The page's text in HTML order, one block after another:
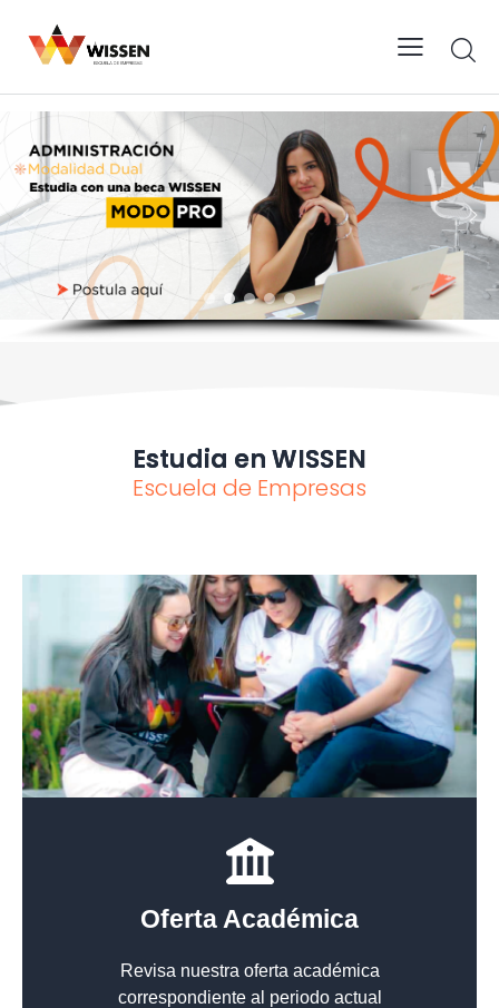
Estudia en WISSEN
Escuela de Empresas
Oferta Académica
Revisa nuestra oferta académica
correspondiente al periodo actual